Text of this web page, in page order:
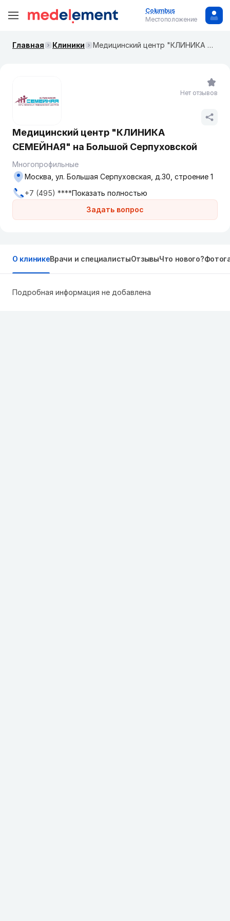
Columbus
Местоположение
Главная Клиники Медицинский центр "КЛИНИКА СЕМЕЙНАЯ" на​ Большой Серпуховской
Медицинский центр "КЛИНИКА
СЕМЕЙНАЯ" на​ Большой Серпуховской
Многопрофильные
Задать вопрос
Москва, ул. ​Большая Серпуховская, д.30, строение 1
+7 (495) ****Показать полностью
Нет отзывов
О клиникеВрачи и специалистыОтзывыЧто нового?
Подробная информация не добавлена